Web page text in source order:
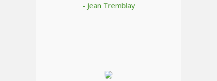
- Jean Tremblay